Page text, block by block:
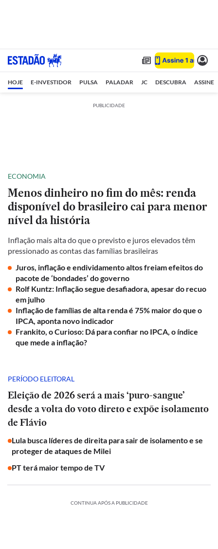
HOJE E-INVESTIDOR PULSA PALADAR JC DESCUBRA ASSINE
PUBLICIDADE
ECONOMIA
Menos dinheiro no fim do mês: renda
disponível do brasileiro cai para menor
nível da história
Inflação mais alta do que o previsto e juros elevados têm
pressionado as contas das famílias brasileiras
Juros, inflação e endividamento altos freiam efeitos do
pacote de ‘bondades’ do governo
Rolf Kuntz: Inflação segue desafiadora, apesar do recuo
em julho
Inflação de famílias de alta renda é 75% maior do que o
IPCA, aponta novo indicador
Frankito, o Curioso: Dá para confiar no IPCA, o índice
que mede a inflação?
PERÍODO ELEITORAL
Eleição de 2026 será a mais ‘puro-sangue’
desde a volta do voto direto e expõe isolamento
de Flávio
Lula busca líderes de direita para sair de isolamento e se
proteger de ataques de Milei
PT terá maior tempo de TV
CONTINUA APÓS A PUBLICIDADE